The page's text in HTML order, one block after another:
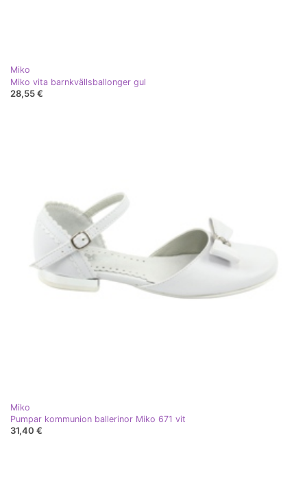
Miko
Miko vita barnkvällsballonger gul
28,55 €
Miko
Pumpar kommunion ballerinor Miko 671 vit
31,40 €